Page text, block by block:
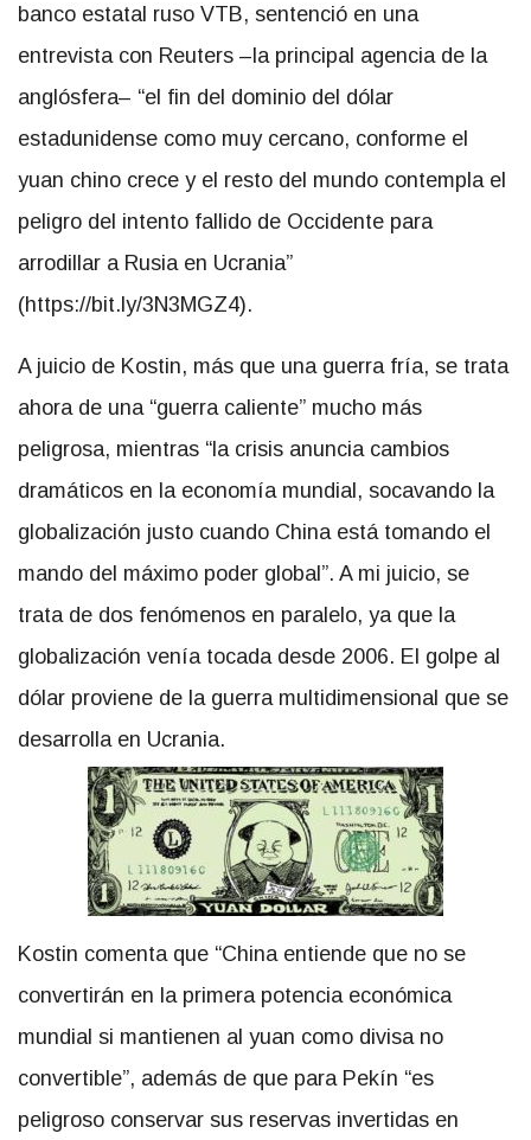
banco estatal ruso VTB, sentenció en una
entrevista con Reuters –la principal agencia de la
anglósfera–
el fin del dominio del dólar
estadunidense como muy cercano, conforme el
yuan chino crece y el resto del mundo contempla el
peligro del intento fallido de Occidente para
arrodillar a Rusia en Ucrania
(https://bit.ly/3N3MGZ4).
A juicio de Kostin, más que una guerra fría, se trata
ahora de una guerra caliente mucho más
peligrosa, mientras
la crisis anuncia cambios
dramáticos en la economía mundial, socavando la
globalización justo cuando China está tomando el
mando del máximo poder global . A mi juicio, se
trata de dos fenómenos en paralelo, ya que la
globalización venía tocada desde 2006. El golpe al
dólar proviene de la guerra multidimensional que se
desarrolla en Ucrania.
Kostin comenta que China entiende que no se
convertirán en la primera potencia económica
mundial si mantienen al yuan como divisa no
convertible , además de que para Pekín
es
peligroso conservar sus reservas invertidas en